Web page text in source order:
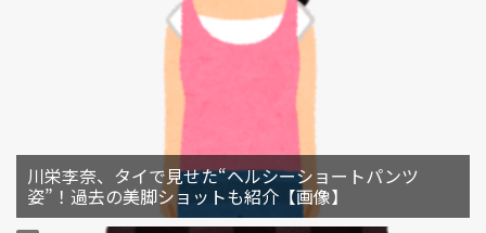
川栄李奈、タイで見せた“ヘルシーショートパンツ
姿”！過去の美脚ショットも紹介【画像】